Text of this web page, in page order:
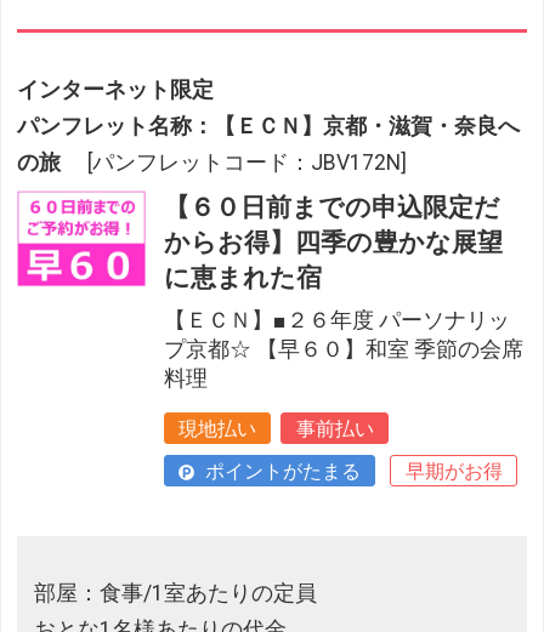
インターネット限定
パンフレット名称：【ＥＣＮ】京都・滋賀・奈良へ
の旅
[パンフレットコード：JBV172N]
【６０日前までの申込限定だ
からお得】四季の豊かな展望
に恵まれた宿
【ＥＣＮ】■２６年度 パーソナリッ
プ京都☆ 【早６０】和室 季節の会席
料理
現地払い
事前払い
ポイントがたまる
早期がお得
部屋：食事/1室あたりの定員